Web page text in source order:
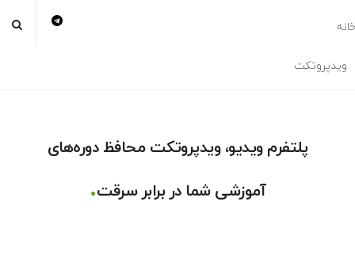
ویدپروتکت
پلتفرم ویدیو، ویدپروتکت محافظ دوره‌های
آموزشی شما در برابر سرقت.